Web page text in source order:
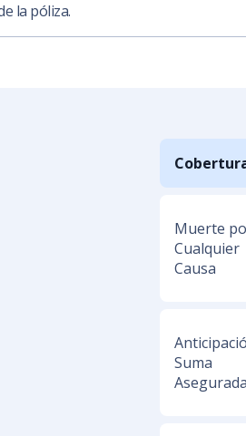
la póliza.
Muerte
Cualquier
Causa
Suma
Asegurada